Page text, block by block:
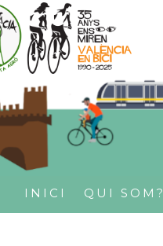
d'eines
INICI QUI SOM?